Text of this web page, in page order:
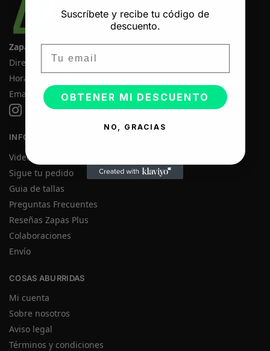
ZapasPlus
Dirección: Madrid, España
Horario: Online 24/7
Email:
infozapasplus@gmail.com
INFORMACIÓN
Videos reales
Sigue tu pedido
Guia de tallas
Preguntas Frecuentes
Reseñas Zapas Plus
Colaboraciones
Envío
COSAS ABURRIDAS
Mi cuenta
Sobre nosotros
Aviso legal
Términos y condiciones
Suscríbete y recibe tu código de
descuento.
OBTENER MI DESCUENTO
NO, GRACIAS